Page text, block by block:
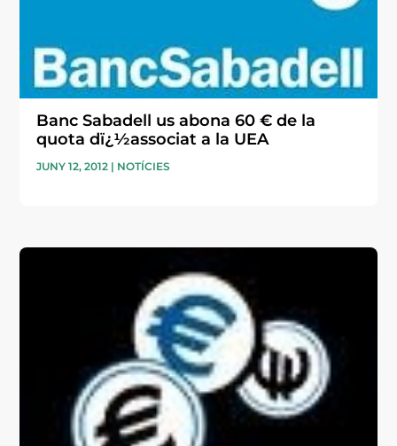
Banc Sabadell us abona 60 € de la
quota dï¿½associat a la UEA
JUNY 12, 2012 | NOTÍCIES